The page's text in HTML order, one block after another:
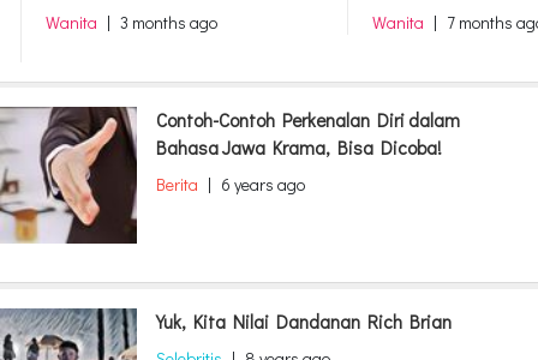
Wanita | 7 months ago Wanita | 7
Contoh-Contoh Perkenalan Diri dalam
Bahasa Jawa Krama, Bisa Dicoba!
Berita | 6 years ago
Yuk, Kita Nilai Dandanan Rich Brian